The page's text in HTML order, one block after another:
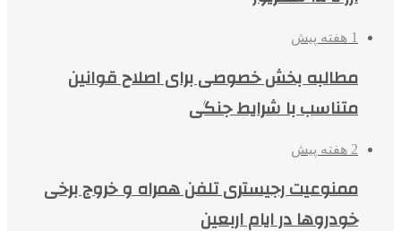
1 هفته پیش
مطالبه بخش خصوصی برای اصلاح قوانین
متناسب با شرایط جنگی
2 هفته پیش
ممنوعیت رجیستری تلفن همراه و خروج برخی
خودروها در ایام اربعین